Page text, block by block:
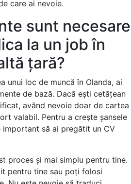
care ai nevoie.
sunt necesare
la un job în
țară?
unui loc de muncă în Olanda, ai
de bază. Dacă ești cetățean
având nevoie doar de cartea
valabil. Pentru a crește șansele
să ai pregătit un CV
proces și mai simplu pentru tine.
pentru tine sau poți folosi